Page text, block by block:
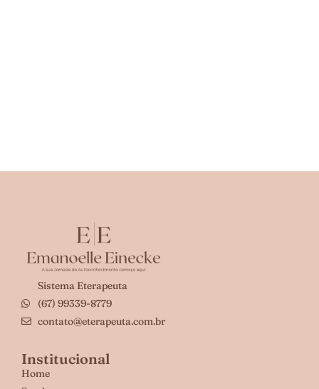
Sistema Eterapeuta
(67) 99339-8779
contato@eterapeuta.com.br
Institucional
Home